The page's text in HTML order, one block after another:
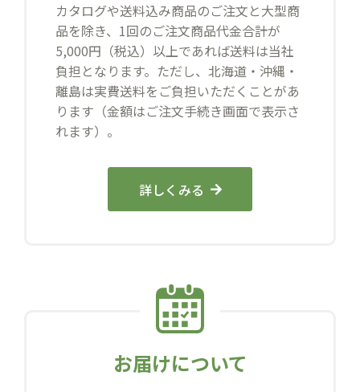
カタログや送料込み商品のご注文と大型商
品を除き、1回のご注文商品代金合計が
5,000円（税込）以上であれば送料は当社
負担となります。ただし、北海道・沖縄・
離島は実費送料をご負担いただくことがあ
ります（金額はご注文手続き画面で表示さ
れます）。
詳しくみる
お届けについて